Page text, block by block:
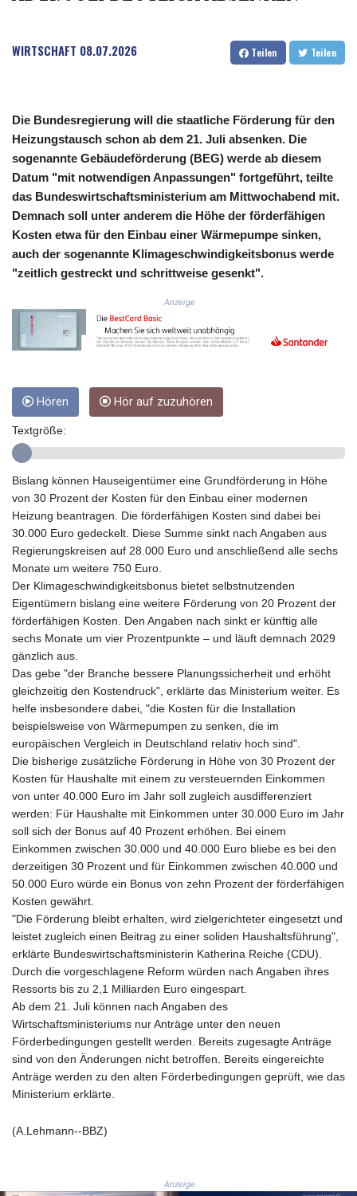
CUC 1.154855
CUP 30.603652
DJF 205.338828
DKK 7.47541
DOP 67.250199
DZD 153.530983
EGP 57.54318
FJD 2.553963
FKP 0.857848
GBP 0.857774
GHS 13.520339
GIP 0.857848
10128.411837
GTQ 8.795715
HRK 7.534038
HTG 150.767698
HUF 362.223087
IDR
20682.294394
IMP 0.857848
INR 109.932764
IQD
1510.627108
1587694.361999
ISK 141.792902
JEP 0.857848
JMD 183.243508
JOD 0.818791
JPY 182.181232
KES 149.439303
KGS 100.991685
KHR
4673.518854
KMF 493.12343
KRW
1638.640772
KYD 0.961017
KZT 541.135669
LAK
26067.486096
LBP
103263.512096
LKR 386.906578
LRD 208.141271
LSL 18.917964
LTL 3.409986
4908.365176
WIRTSCHAFT 08.07.2026 Teilen Teilen
Die Bundesregierung will die staatliche Förderung für den
Heizungstausch schon ab dem 21. Juli absenken. Die
sogenannte Gebäudeförderung (BEG) werde ab diesem
Datum "mit notwendigen Anpassungen" fortgeführt, teilte
das Bundeswirtschaftsministerium am Mittwochabend mit.
Demnach soll unter anderem die Höhe der förderfähigen
Kosten etwa für den Einbau einer Wärmepumpe sinken,
auch der sogenannte Klimageschwindigkeitsbonus werde
"zeitlich gestreckt und schrittweise gesenkt".
Anzeige
Hören Hör auf zuzuhören
Textgröße:
Bislang können Hauseigentümer eine Grundförderung in Höhe
von 30 Prozent der Kosten für den Einbau einer modernen
Heizung beantragen. Die förderfähigen Kosten sind dabei bei
30.000 Euro gedeckelt. Diese Summe sinkt nach Angaben aus
Regierungskreisen auf 28.000 Euro und anschließend alle sechs
Monate um weitere 750 Euro.
Der Klimageschwindigkeitsbonus bietet selbstnutzenden
Eigentümern bislang eine weitere Förderung von 20 Prozent der
förderfähigen Kosten. Den Angaben nach sinkt er künftig alle
sechs Monate um vier Prozentpunkte – und läuft demnach 2029
gänzlich aus.
Das gebe "der Branche bessere Planungssicherheit und erhöht
gleichzeitig den Kostendruck", erklärte das Ministerium weiter. Es
helfe insbesondere dabei, "die Kosten für die Installation
beispielsweise von Wärmepumpen zu senken, die im
europäischen Vergleich in Deutschland relativ hoch sind".
Die bisherige zusätzliche Förderung in Höhe von 30 Prozent der
Kosten für Haushalte mit einem zu versteuernden Einkommen
von unter 40.000 Euro im Jahr soll zugleich ausdifferenziert
werden: Für Haushalte mit Einkommen unter 30.000 Euro im Jahr
soll sich der Bonus auf 40 Prozent erhöhen. Bei einem
Einkommen zwischen 30.000 und 40.000 Euro bliebe es bei den
derzeitigen 30 Prozent und für Einkommen zwischen 40.000 und
50.000 Euro würde ein Bonus von zehn Prozent der förderfähigen
Kosten gewährt.
"Die Förderung bleibt erhalten, wird zielgerichteter eingesetzt und
leistet zugleich einen Beitrag zu einer soliden Haushaltsführung",
erklärte Bundeswirtschaftsministerin Katherina Reiche (CDU).
Durch die vorgeschlagene Reform würden nach Angaben ihres
Ressorts bis zu 2,1 Milliarden Euro eingespart.
Ab dem 21. Juli können nach Angaben des
Wirtschaftsministeriums nur Anträge unter den neuen
Förderbedingungen gestellt werden. Bereits zugesagte Anträge
sind von den Änderungen nicht betroffen. Bereits eingereichte
Anträge werden zu den alten Förderbedingungen geprüft, wie das
Ministerium erklärte.
(A.Lehmann--BBZ)
Anzeige